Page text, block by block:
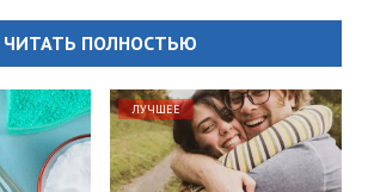
ЧИТАТЬ ПОЛНОСТЬЮ
ЛУЧШЕЕ